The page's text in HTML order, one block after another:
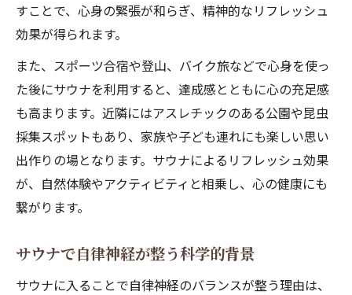
すことで、心身の緊張が和らぎ、精神的なリフレッシュ
効果が得られます。
また、スポーツ合宿や登山、バイク旅などで心身を使っ
た後にサウナを利用すると、達成感とともに心の充足感
も高まります。近隣にはアスレチックのある公園や昆虫
採集スポットもあり、家族や子ども連れにも楽しい思い
出作りの場となります。サウナによるリフレッシュ効果
が、自然体験やアクティビティと相乗し、心の健康にも
繋がります。
サウナで自律神経が整う科学的背景
サウナに入ることで自律神経のバランスが整う理由は、